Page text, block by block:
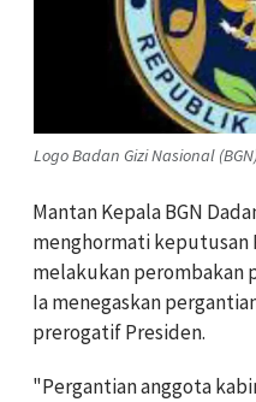
Logo Badan Gizi Nasional
Mantan Kepala BGN
menghormati keputusan
melakukan perombakan
Ia menegaskan
prerogatif Presiden.
"Pergantian anggota